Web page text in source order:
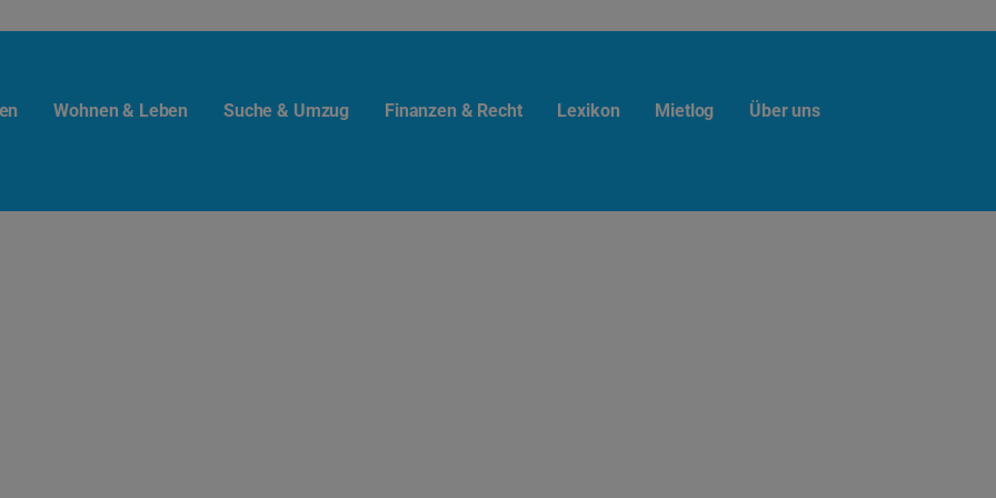
Wohnen & Leben Suche & Umzug Finanzen & Recht Lexikon Mietlog Über uns